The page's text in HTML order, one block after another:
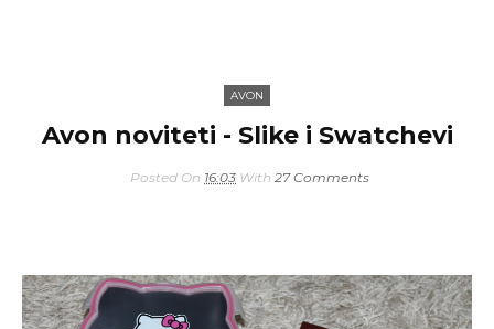
AVON
Avon noviteti - Slike i Swatchevi
Posted On 16:03 With 27 Comments